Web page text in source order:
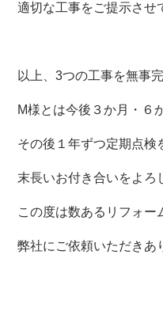
適切な工事をご提示させ
以上、3つの工事を無事
M様とは今後３か月・６
その後１年ずつ定期点検
末長いお付き合いをよ
この度は数あるリフォー
弊社にご依頼いただきあ